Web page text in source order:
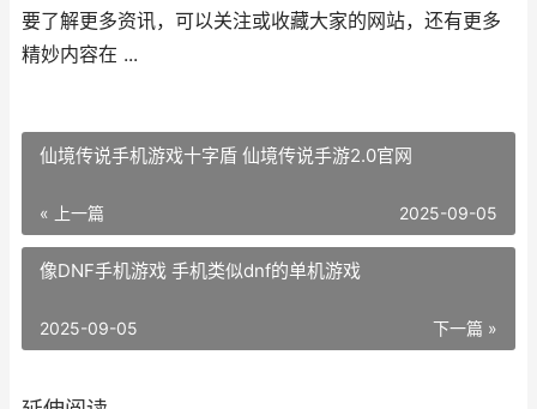
要了解更多资讯，可以关注或收藏大家的网站，还有更多
精妙内容在 ...
仙境传说手机游戏十字盾 仙境传说手游2.0官网
« 上一篇 2025-09-05
像DNF手机游戏 手机类似dnf的单机游戏
下一篇 »
2025-09-05